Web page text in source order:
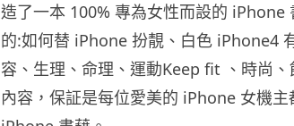
造了一本 100% 專為女性而設的 iPhone
的:如何替 iPhone 扮靚、白色 iPhone4
容、生理、命理、運動Keep fit 、時尚
內容，保証是每位愛美的 iPhone 女機